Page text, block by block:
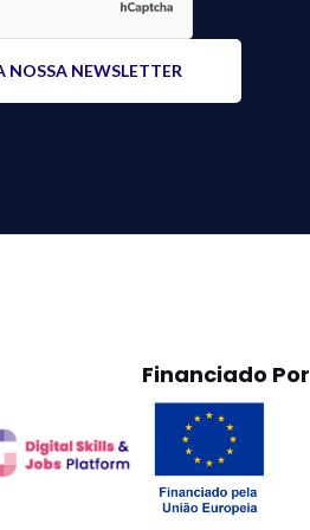
Financiado Por